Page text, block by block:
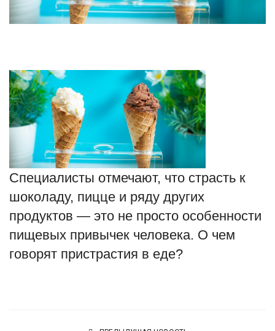
Туризм
Авто
Здоровье
Образование
Шоу-бизнес
Россия
Специалисты отмечают, что страсть к
шоколаду, пицце и ряду других
продуктов — это не просто особенности
пищевых привычек человека. О чем
говорят пристрастия в еде?